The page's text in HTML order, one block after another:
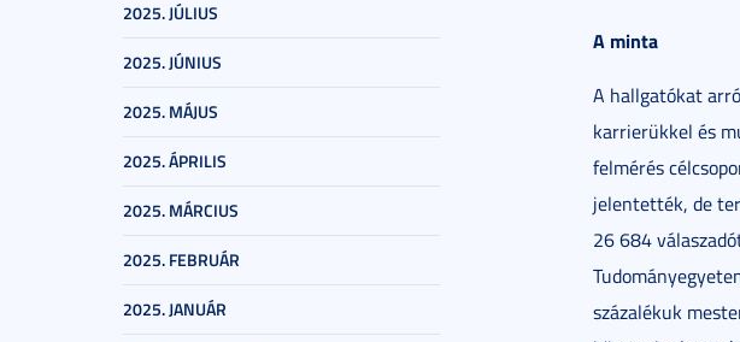
2025. JÚLIUS
2025. JÚNIUS
2025. MÁJUS
2025. ÁPRILIS
2025. MÁRCIUS
2025. FEBRUÁR
2025. JANUÁR
A minta
A hallgatókat
karrierükkel és
felmérés
jelentették, de
26 684
százalékuk